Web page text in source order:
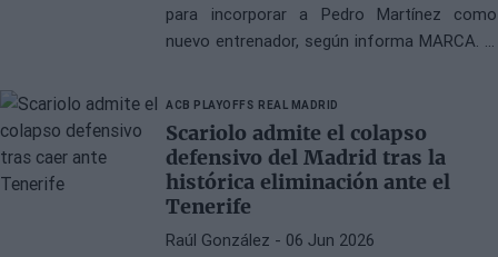
para incorporar a Pedro Martínez como
nuevo entrenador, según informa MARCA. El
para hacerse con los servicios del técnico
de 65 años, quien acaba de completar una
exitosa campaña con el conjunto taronja.
ACB PLAYOFFS REAL MADRID
Scariolo admite el colapso
defensivo del Madrid tras la
histórica eliminación ante el
Tenerife
Raúl González - 06 Jun 2026